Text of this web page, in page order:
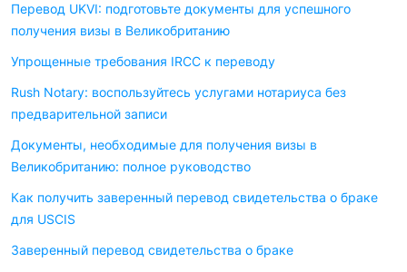
Перевод UKVI: подготовьте документы для успешного
получения визы в Великобританию
Упрощенные требования IRCC к переводу
Rush Notary: воспользуйтесь услугами нотариуса без
предварительной записи
Документы, необходимые для получения визы в
Великобританию: полное руководство
Как получить заверенный перевод свидетельства о браке
для USCIS
Заверенный перевод свидетельства о браке